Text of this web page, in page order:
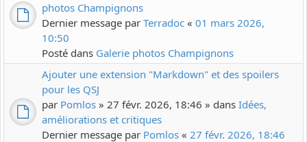
photos Champignons
Dernier message par Terradoc « 01 mars 2026,
10:50
Posté dans Galerie photos Champignons
Ajouter une extension "Markdown" et des spoilers
pour les QSJ
par Pomlos » 27 févr. 2026, 18:46 » dans Idées,
améliorations et critiques
Dernier message par Pomlos « 27 févr. 2026, 18:46